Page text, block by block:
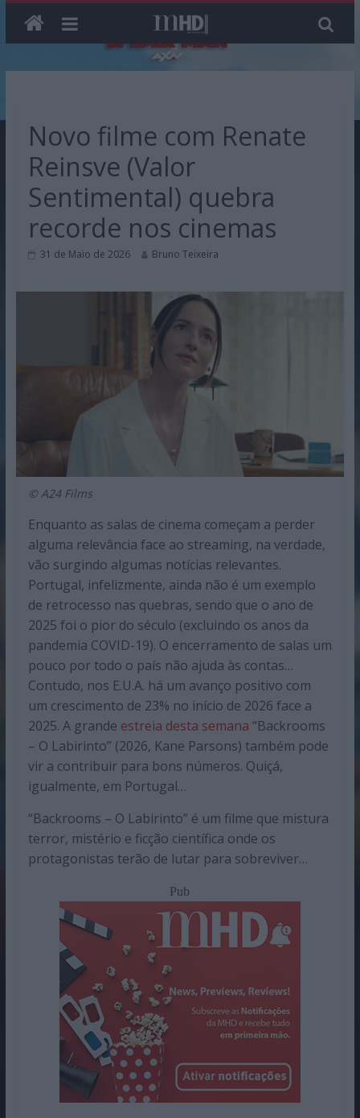
contentNovo filme com Renate
Reinsve (Valor
Sentimental) quebra
recorde nos cinemas
31 de Maio de 2026 Bruno Teixeira
© A24 Films
Enquanto as salas de cinema começam a perder
alguma relevância face ao streaming, na verdade,
vão surgindo algumas notícias relevantes.
Portugal, infelizmente, ainda não é um exemplo
de retrocesso nas quebras, sendo que o ano de
2025 foi o pior do século (excluindo os anos da
pandemia COVID-19). O encerramento de salas um
pouco por todo o país não ajuda às contas…
Contudo, nos E.U.A. há um avanço positivo com
um crescimento de 23% no início de 2026 face a
2025. A grande estreia desta semana “Backrooms
– O Labirinto” (2026, Kane Parsons) também pode
vir a contribuir para bons números. Quiçá,
igualmente, em Portugal…
“Backrooms – O Labirinto” é um filme que mistura
terror, mistério e ficção científica onde os
protagonistas terão de lutar para sobreviver…
Pub